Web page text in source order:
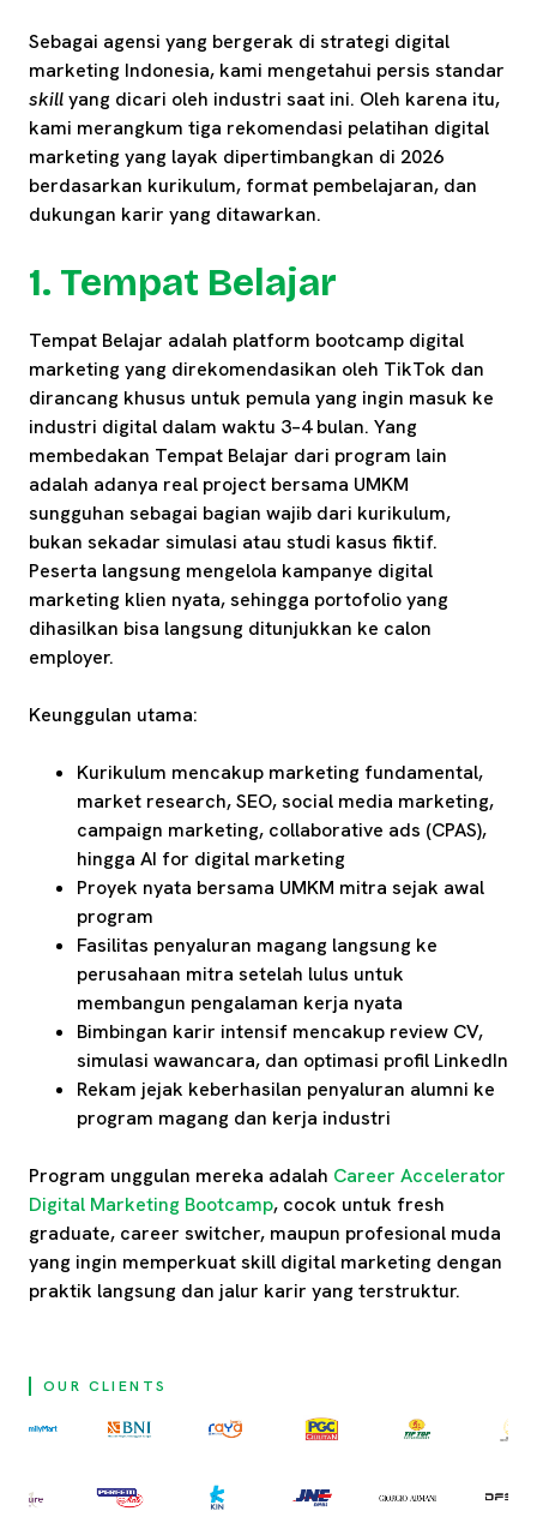
Sebagai agensi yang bergerak di strategi digital
marketing Indonesia, kami mengetahui persis standar
skillyang dicari oleh industri saat ini. Oleh karena itu,
kami merangkum tiga rekomendasi pelatihan digital
marketing yang layak dipertimbangkan di 2026
berdasarkan kurikulum, format pembelajaran, dan
dukungan karir yang ditawarkan.
1. Tempat Belajar
Tempat Belajar adalah platform bootcamp digital
marketing yang direkomendasikan oleh TikTok dan
dirancang khusus untuk pemula yang ingin masuk ke
industri digital dalam waktu 3–4 bulan. Yang
membedakan Tempat Belajar dari program lain
adalah adanya real project bersama UMKM
sungguhan sebagai bagian wajib dari kurikulum,
bukan sekadar simulasi atau studi kasus fiktif.
Peserta langsung mengelola kampanye digital
marketing klien nyata, sehingga portofolio yang
dihasilkan bisa langsung ditunjukkan ke calon
employer.
Keunggulan utama:
Kurikulum mencakup marketing fundamental,
market research, SEO, social media marketing,
campaign marketing, collaborative ads (CPAS),
hingga AI for digital marketing
Proyek nyata bersama UMKM mitra sejak awal
program
Fasilitas penyaluran magang langsung ke
perusahaan mitra setelah lulus untuk
membangun pengalaman kerja nyata
Bimbingan karir intensif mencakup review CV,
simulasi wawancara, dan optimasi profil LinkedIn
Rekam jejak keberhasilan penyaluran alumni ke
program magang dan kerja industri
Program unggulan mereka adalah Career Accelerator
Digital Marketing Bootcamp, cocok untuk fresh
graduate, career switcher, maupun profesional muda
yang ingin memperkuat skill digital marketing dengan
praktik langsung dan jalur karir yang terstruktur.
OUR CLIENTS